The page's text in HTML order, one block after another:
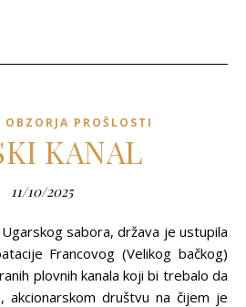
OBZORJA PROŠLOSTI
KANAL
11/10/2025
Francovog (Velikog bačkog)
plovnih kanala koji bi trebalo da
akcionarskom društvu na čijem je